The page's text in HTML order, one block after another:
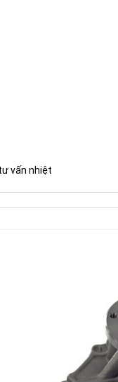
vấn nhiệt